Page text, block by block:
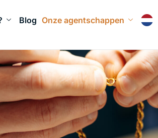
Blog Onze agentschappen